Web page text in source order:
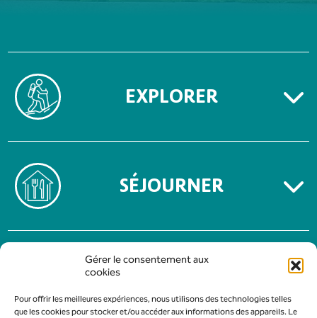
Gérer le consentement aux
cookies
Pour offrir les meilleures expériences, nous utilisons des technologies telles
que les cookies pour stocker et/ou accéder aux informations des appareils. Le
EXPLORER
SÉJOURNER
MENTIONS LÉGALES
POLITIQUE DE CONFIDENTIALITÉ